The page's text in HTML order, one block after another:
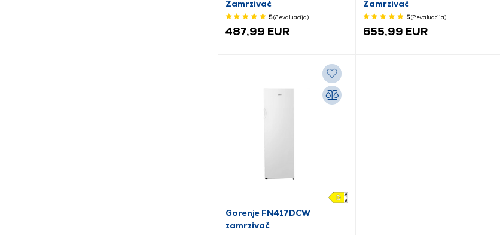
Zamrzivač
5(2evaluacija)
487,99 EUR
Zamrzivač
5(2evaluacija)
655,99 EUR
Gorenje FN417DCW
zamrzivač